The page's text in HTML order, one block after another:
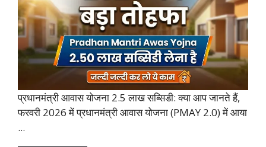
प्रधानमंत्री आवास योजना 2.5 लाख सब्सिडी: क्या आप जानते हैं,
फरवरी 2026 में प्रधानमंत्री आवास योजना (PMAY 2.0) में आया
...